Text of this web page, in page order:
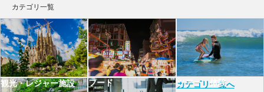
カテゴリ一覧
観光・レジャー施設 フード ツアー・体験
カテゴリ一覧へ